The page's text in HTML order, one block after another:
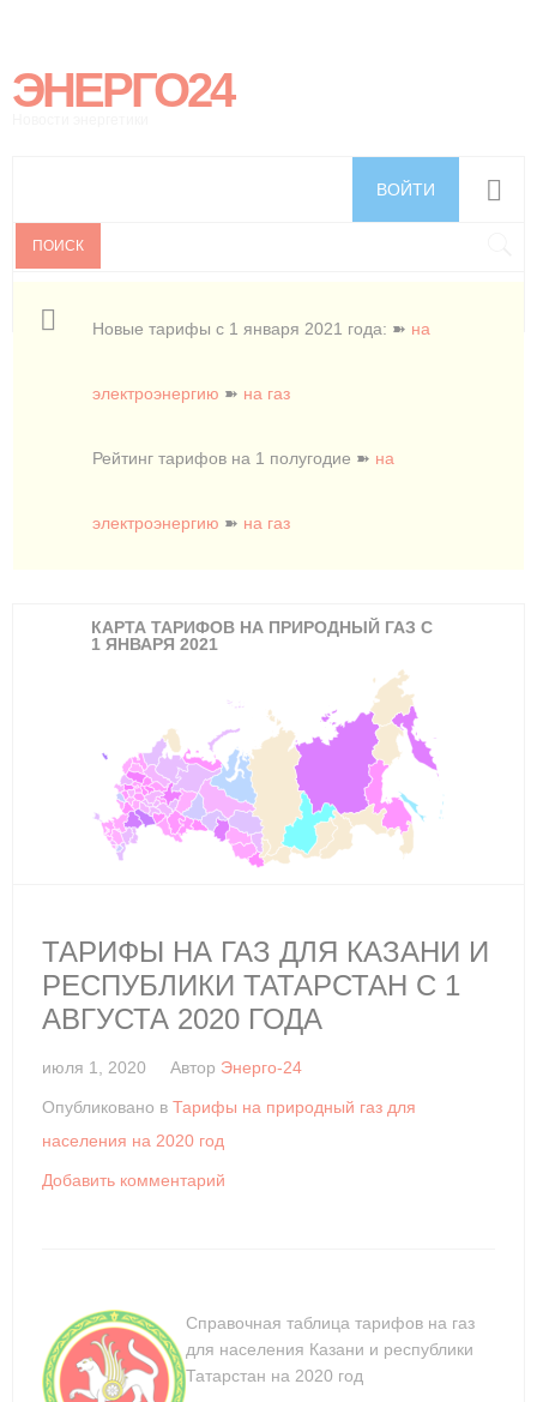
ЭНЕРГО24
ВОЙТИ
Новые тарифы с 1 января 2021 года: ➽ на
электроэнергию ➽ на газ
Рейтинг тарифов на 1 полугодие ➽ на
электроэнергию ➽ на газ
ПОИСК
КАРТА ТАРИФОВ НА ПРИРОДНЫЙ ГАЗ С
1 ЯНВАРЯ 2021
ТАРИФЫ НА ГАЗ ДЛЯ КАЗАНИ И
РЕСПУБЛИКИ ТАТАРСТАН С 1
АВГУСТА 2020 ГОДА
июля 1, 2020 Автор Энерго-24
Опубликовано в Тарифы на природный газ для
населения на 2020 год
Добавить комментарий
Справочная таблица тарифов на газ
для населения Казани и республики
Татарстан на 2020 год